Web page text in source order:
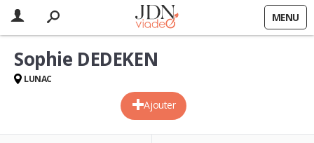
MENU
Ajouter
Sophie DEDEKEN
LUNAC